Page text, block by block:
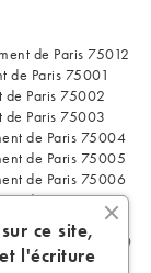
de Paris 75012
de Paris 75001
de Paris 75002
de Paris 75003
de Paris 75004
de Paris 75005
de Paris 75006
de Paris 75007
de Paris 75009
de Paris 75010
de Paris 75011
ce site,
l'écriture